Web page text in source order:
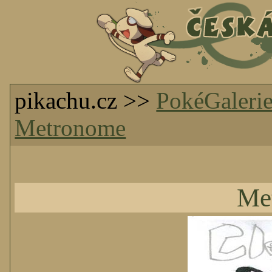
pikachu.cz >>
Metronome